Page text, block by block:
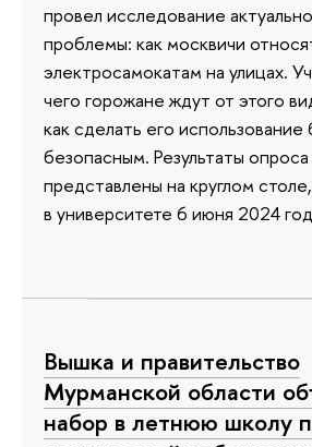
провел исследование
проблемы: как москвичи
электросамокатам на улицах.
чего горожане ждут от этого
как сделать его использование
безопасным. Результаты
представлены на круглом
в университете 6 июня 2024
Вышка и правительство
Мурманской области
набор в летнюю школу